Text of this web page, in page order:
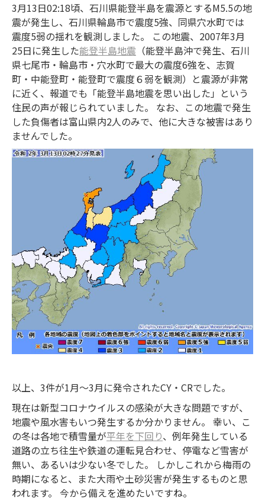
3月13日02:18頃、石川県能登半島を震源とするM5.5の地
震が発生し、石川県輪島市で震度5強、同県穴水町では
震度5弱の揺れを観測しました。 この地震、2007年3月
25日に発生した能登半島地震 （能登半島沖で発生、石川
県七尾市・輪島市・穴水町で最大の震度6強を、志賀
町・中能登町・能登町で震度６弱を観測）と震源が非常
に近く、報道でも「能登半島地震を思い出した」という
住民の声が報じられていました。 なお、この地震で発生
した負傷者は富山県内2人のみで、他に大きな被害はあり
ませんでした。
以上、3件が1月～3月に発令されたCY・CRでした。
現在は新型コロナウイルスの感染が大きな問題ですが、
地震や風水害もいつ発生するか分かりません。 幸い、こ
の冬は各地で積雪量が平年を下回り、例年発生している
道路の立ち往生や鉄道の運転見合わせ、停電など雪害が
無い、あるいは少ない冬でした。 しかしこれから梅雨の
時期になると、また大雨や土砂災害が発生するものと思
われます。 今から備えを進めたいですね。